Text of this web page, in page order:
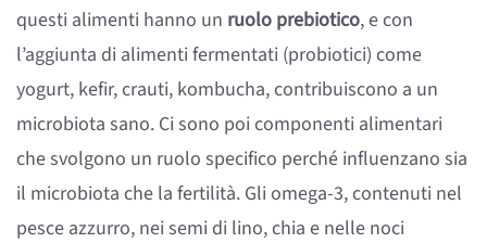
questi alimenti hanno un ruolo prebiotico, e con
l’aggiunta di alimenti fermentati (probiotici) come
yogurt, kefir, crauti, kombucha, contribuiscono a un
microbiota sano. Ci sono poi componenti alimentari
che svolgono un ruolo specifico perché influenzano sia
il microbiota che la fertilità. Gli omega-3, contenuti nel
pesce azzurro, nei semi di lino, chia e nelle noci